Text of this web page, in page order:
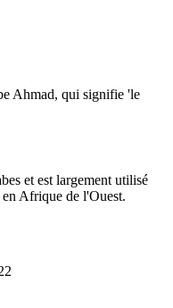
Ahmad, qui signifie 'le
et est largement utilisé
Afrique de l'Ouest.